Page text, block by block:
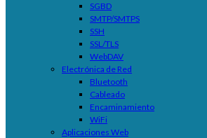
SGBD
SMTP/SMTPS
SSH
SSL/TLS
WebDAV
Electrónica de Red
Bluetooth
Cableado
Encaminamiento
WiFi
Aplicaciones Web